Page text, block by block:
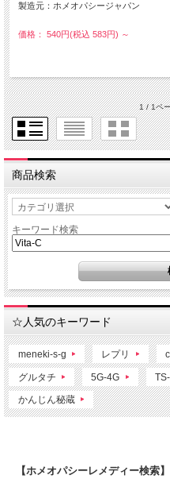
製造元：ホメオパシージャパン
価格： 540円(税込 583円) ～
1 / 1ペ
商品検索
キーワード検索
☆人気のキーワード
meneki-s-g レプリ
グルタチ 5G-4G
かんじん秘蔵
【ホメオパシーレメディー検索